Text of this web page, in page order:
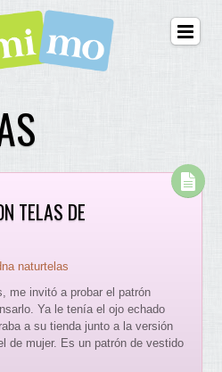
TELAS DE
me invitó a probar el patrón
Ya le tenía el ojo echado
a su tienda junto a la versión
de mujer. Es un patrón de vestido